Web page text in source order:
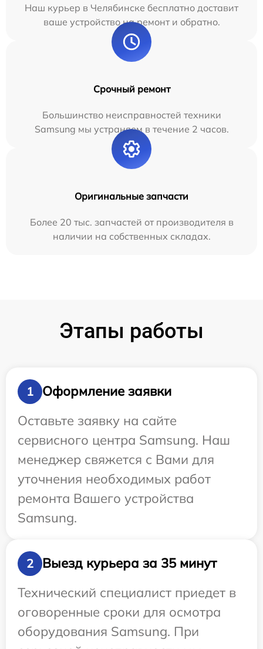
Наш курьер в Челябинске бесплатно доставит
ваше устройство на ремонт и обратно.
Срочный ремонт
Большинство неисправностей техники
Samsung мы устраняем в течение 2 часов.
Оригинальные запчасти
Более 20 тыс. запчастей от производителя в
наличии на собственных складах.
Этапы работы
1
Оформление заявки
Оставьте заявку на сайте
сервисного центра Samsung. Наш
менеджер свяжется с Вами для
уточнения необходимых работ
ремонта Вашего устройства
Samsung.
2
Выезд курьера за 35 минут
Технический специалист приедет в
оговоренные сроки для осмотра
оборудования Samsung. При